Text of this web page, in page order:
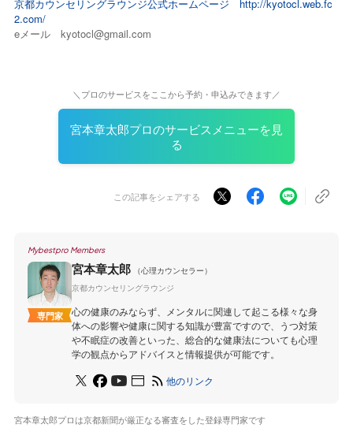
京都カウンセリングラウンジ公式ホームページ
http://kyotocl.web.fc
2.com/
eメール kyotocl@gmail.com
＼プロのサービスをここから予約・申込みできます／
宮本章太郎プロのサービスメニューを見
る
この記事をシェアする
Mybestpro Members
専門家
宮本章太郎
（心理カウンセラー）
京都カウンセリングラウンジ
心の健康のみならず、メンタルに関連して起こる様々な身
体への影響や健康に関する知識が豊富ですので、うつ対策
や不眠症の改善といった、総合的な健康法についても心理
学の観点からアドバイスと情報提供が可能です。
他のリンク
宮本章太郎プロは京都新聞が厳正なる審査をした登録専門家です